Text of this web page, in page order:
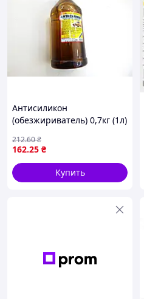
Антисиликон
(обезжириватель) 0,7кг (1л)
ПИР 40810
162.25 ₴
212.60₴
Купить